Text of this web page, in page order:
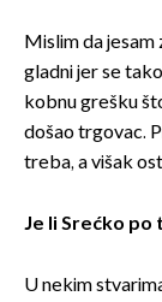
Mislim da jesam
gladni jer se
kobnu grešku
došao trgovac.
treba, a višak
Je li Srećko po
U nekim